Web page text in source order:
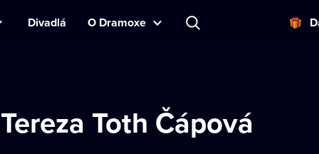
Divadlá O Dramoxe
Tereza Toth Čápová